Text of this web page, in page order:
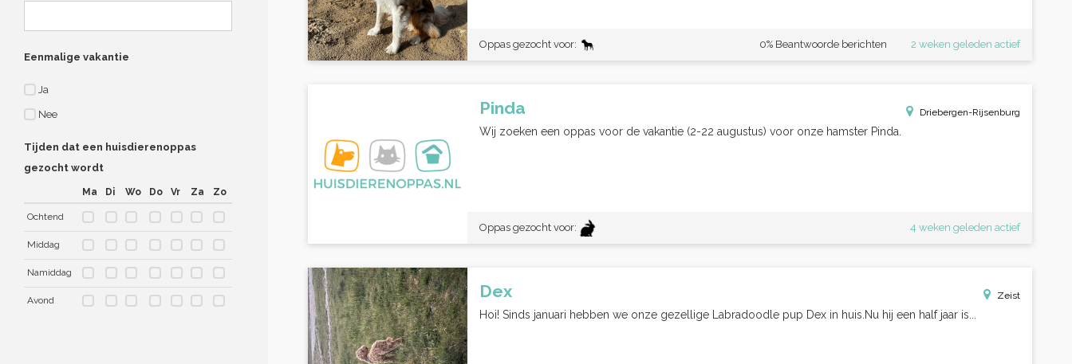
Eenmalige vakantie
Ja
Nee
Tijden dat een huisdierenoppas
gezocht wordt
Ma Di Wo Do Vr Za Zo
Ochtend
Middag
Namiddag
Avond
Oppas gezocht voor: 2 weken geleden actief
0% Beantwoorde berichten
Pinda Driebergen-Rijsenburg
Wij zoeken een oppas voor de vakantie (2-22 augustus) voor onze hamster Pinda.
Oppas gezocht voor: 4 weken geleden actief
Dex Zeist
Hoi! Sinds januari hebben we onze gezellige Labradoodle pup Dex in huis.Nu hij een half jaar is...